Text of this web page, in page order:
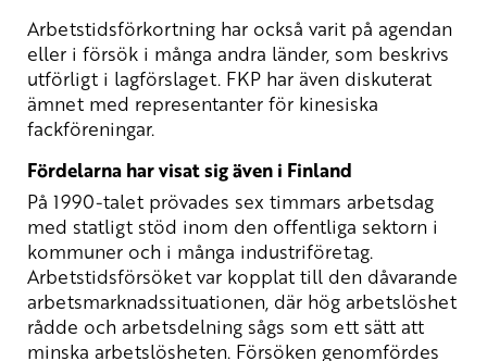
Arbetstidsförkortning har också varit på agendan
eller i försök i många andra länder, som beskrivs
utförligt i lagförslaget. FKP har även diskuterat
ämnet med representanter för kinesiska
fackföreningar.
Fördelarna har visat sig även i Finland
På 1990-talet prövades sex timmars arbetsdag
med statligt stöd inom den offentliga sektorn i
kommuner och i många industriföretag.
Arbetstidsförsöket var kopplat till den dåvarande
arbetsmarknadssituationen, där hög arbetslöshet
rådde och arbetsdelning sågs som ett sätt att
minska arbetslösheten. Försöken genomfördes